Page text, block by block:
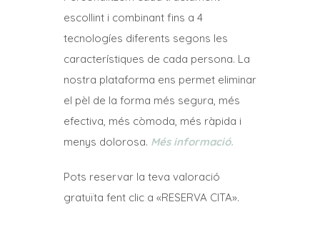
escollint i combinant fins a 4
tecnologíes diferents segons les
característiques de cada persona. La
nostra plataforma ens permet eliminar
el pèl de la forma més segura, més
efectiva, més còmoda, més ràpida i
menys dolorosa. Més informació.
Pots reservar la teva valoració
gratuïta fent clic a «RESERVA CITA».